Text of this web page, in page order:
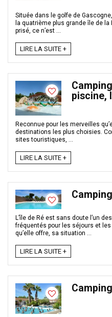
Située dans le golfe de
la quatrième plus grande île de la
prisé, ce n’est ...
LIRE LA SUITE +
piscine,
Reconnue pour les merveilles
destinations les plus choisies.
sites touristiques, ...
LIRE LA SUITE +
L’île de Ré est sans doute l’un
fréquentés pour les séjours et
qu’elle offre, sa situation ...
LIRE LA SUITE +